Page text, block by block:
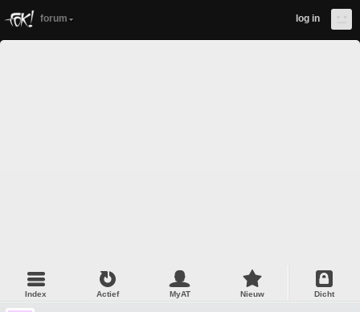
forum log in
Index Actief MyAT Nieuw Dicht